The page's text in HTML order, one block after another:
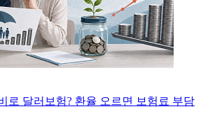
로 달러보험? 환율 오르면 보험료 부담